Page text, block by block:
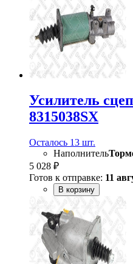
Усилитель
8315038SX
Осталось 13 шт.
Наполнитель
5 028 ₽
Готов к отправке: 11
В корзину